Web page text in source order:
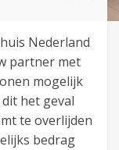
Nederland
partner met
mogelijk
het geval
te overlijden
bedrag